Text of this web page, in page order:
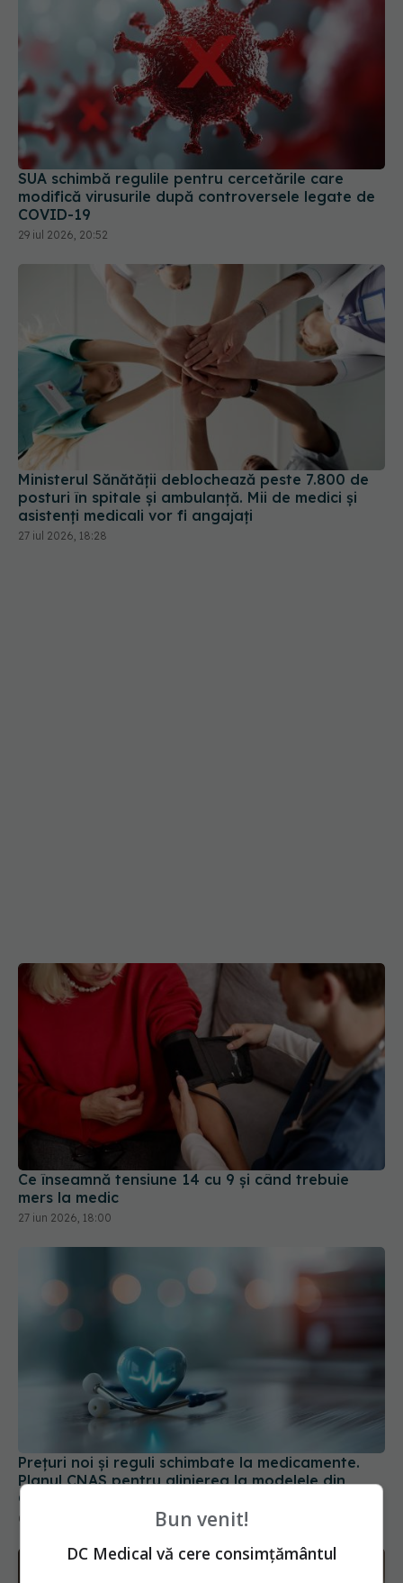
SUA schimbă regulile pentru cercetările care
modifică virusurile după controversele legate de
COVID-19
29 iul 2026, 20:52
Ministerul Sănătății deblochează peste 7.800 de
posturi în spitale și ambulanță. Mii de medici și
asistenți medicali vor fi angajați
27 iul 2026, 18:28
Ce înseamnă tensiune 14 cu 9 și când trebuie
mers la medic
27 iun 2026, 18:00
Prețuri noi și reguli schimbate la medicamente.
Planul CNAS pentru alinierea la modelele din
Germania și Franța
08 iul 2026, 18:52
Bun venit!
DC Medical vă cere consimțământul